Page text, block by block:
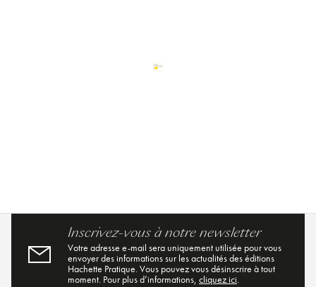
Inscrivez-vous à notre newsletter
Votre adresse e-mail sera uniquement utilisée pour vous
envoyer des informations sur les actualités des éditions
Hachette Pratique. Vous pouvez vous désinscrire à tout
moment. Pour plus d’informations, cliquez ici.